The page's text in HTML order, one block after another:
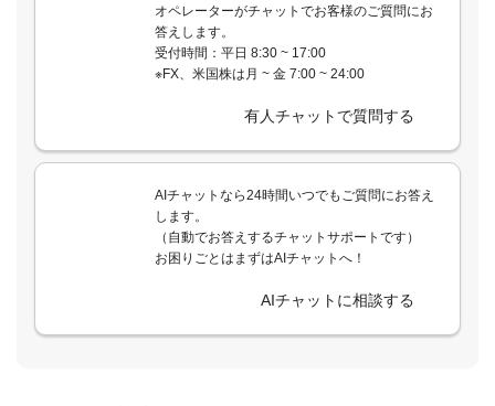
オペレーターがチャットでお客様のご質問にお
答えします。
受付時間：平日 8:30 ~ 17:00
※FX、米国株は月 ~ 金 7:00 ~ 24:00
有人チャットで質問する
AIチャットなら24時間いつでもご質問にお答え
します。
（自動でお答えするチャットサポートです）
お困りごとはまずはAIチャットへ！
AIチャットに相談する